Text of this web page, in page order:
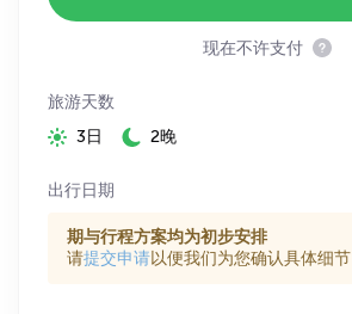
现在不许支付
旅游天数
3日
2晚
出行日期
期与行程方案均为初步安排
请提交申请以便我们为您确认具体细节